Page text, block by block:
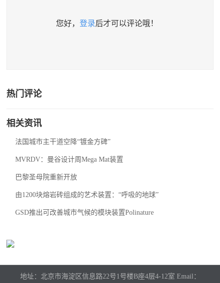
您好， 登录后才可以评论哦！
热门评论
相关资讯
法国城市主干道空降“镀金方碑”
MVRDV：曼谷设计周Mega Mat装置
巴黎圣母院重新开放
由1200块熔岩砖组成的艺术装置：“呼吸的地球”
GSD推出可改善城市气候的模块装置Polinature
地址：北京市海淀区信息路22号1号楼B座4层4-12室 Email：